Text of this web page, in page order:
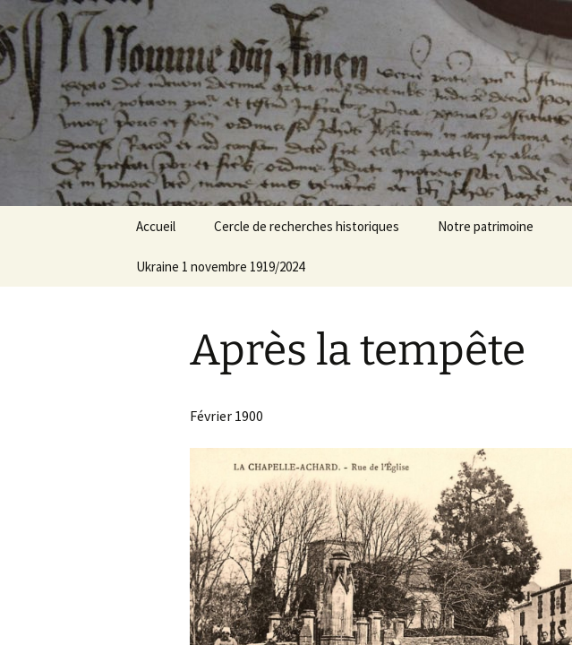
Aller
au
contenu
Cercle de
Achards
Un site utilisant WordPress
Accueil Cercle de recherches historiques Notre patrimoine
Ukraine 1 novembre 1919/2024
Après la tempête
Février 1900